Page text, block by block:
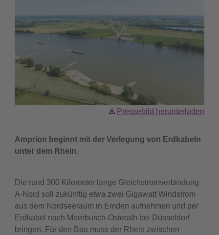
Pressebild herunterladen
Amprion beginnt mit der Verlegung von Erdkabeln
unter dem Rhein.
Die rund 300 Kilometer lange Gleichstromverbindung
A-Nord soll zukünftig etwa zwei Gigawatt Windstrom
aus dem Nordseeraum in Emden aufnehmen und per
Erdkabel nach Meerbusch-Osterath bei Düsseldorf
bringen. Für den Bau muss der Rhein zwischen